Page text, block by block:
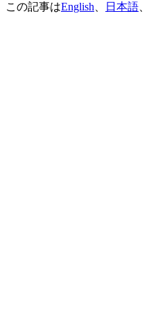
この記事はEnglish 日本語